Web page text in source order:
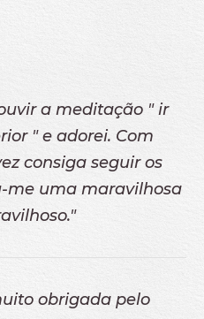
a meditação " ir
" e adorei. Com
consiga seguir os
me uma maravilhosa
obrigada pelo